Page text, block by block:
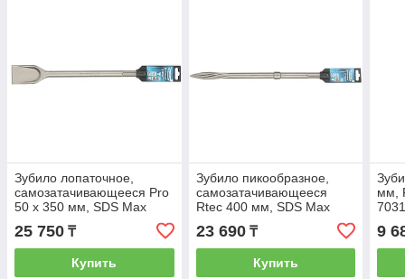
Зубило лопаточное,
самозатачивающееся Pro
50 x 350 мм, SDS Max
Gross 70352
25 750 ₸
Купить
Зубило пикообразное,
самозатачивающееся
Rtec 400 мм, SDS Max
Gross 70350
23 690₸
Купить
мм,
9